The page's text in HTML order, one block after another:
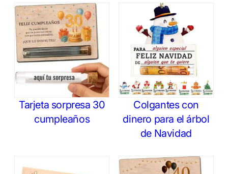
Tarjeta sorpresa 30
cumpleaños
Colgantes con
dinero para el árbol
de Navidad